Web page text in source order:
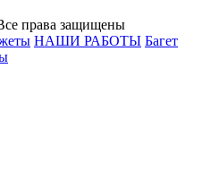
права защищены
НАШИ РАБОТЫ Багет